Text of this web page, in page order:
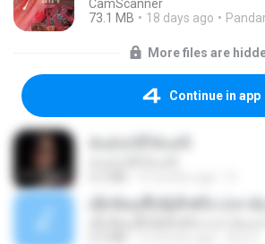
CamScanner
73.1 MB
18 days ago
More files are
Continue in app